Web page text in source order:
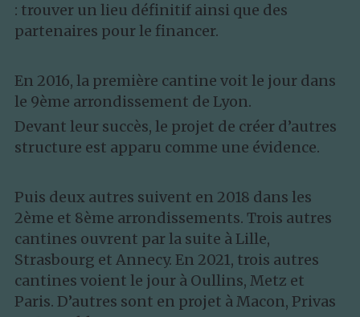
: trouver un lieu définitif ainsi que des
partenaires pour le financer.
En 2016, la première cantine voit le jour dans
le 9ème arrondissement de Lyon.
Devant leur succès, le projet de créer d’autres
structure est apparu comme une évidence.
Puis deux autres suivent en 2018 dans les
2ème et 8ème arrondissements. Trois autres
cantines ouvrent par la suite à Lille,
Strasbourg et Annecy. En 2021, trois autres
cantines voient le jour à Oullins, Metz et
Paris. D’autres sont en projet à Macon, Privas